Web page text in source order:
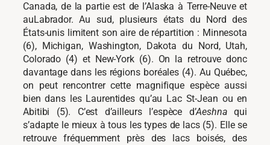
Canada, de la partie est de l’Alaska à Terre-Neuve et
auLabrador. Au sud, plusieurs états du Nord des
États-unis limitent son aire de répartition : Minnesota
(6), Michigan, Washington, Dakota du Nord, Utah,
Colorado (4) et New-York (6). On la retrouve donc
davantage dans les régions boréales (4). Au Québec,
on peut rencontrer cette magnifique espèce aussi
bien dans les Laurentides qu’au Lac St-Jean ou en
Abitibi (5). C’est d’ailleurs l’espèce d’Aeshnaqui
s’adapte le mieux à tous les types de lacs (5). Elle se
retrouve fréquemment près des lacs boisés, des